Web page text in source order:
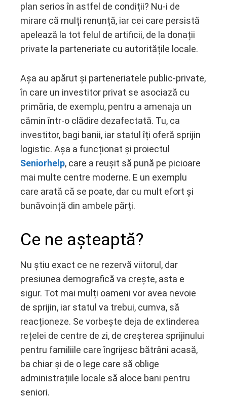
plan serios în astfel de condiții? Nu-i de
mirare că mulți renunță, iar cei care persistă
apelează la tot felul de artificii, de la donații
private la parteneriate cu autoritățile locale.
Așa au apărut și parteneriatele public-private,
în care un investitor privat se asociază cu
primăria, de exemplu, pentru a amenaja un
cămin într-o clădire dezafectată. Tu, ca
investitor, bagi banii, iar statul îți oferă sprijin
logistic. Așa a funcționat și proiectul
Seniorhelp, care a reușit să pună pe picioare
mai multe centre moderne. E un exemplu
care arată că se poate, dar cu mult efort și
bunăvoință din ambele părți.
Ce ne așteaptă?
Nu știu exact ce ne rezervă viitorul, dar
presiunea demografică va crește, asta e
sigur. Tot mai mulți oameni vor avea nevoie
de sprijin, iar statul va trebui, cumva, să
reacționeze. Se vorbește deja de extinderea
rețelei de centre de zi, de creșterea sprijinului
pentru familiile care îngrijesc bătrâni acasă,
ba chiar și de o lege care să oblige
administrațiile locale să aloce bani pentru
seniori.